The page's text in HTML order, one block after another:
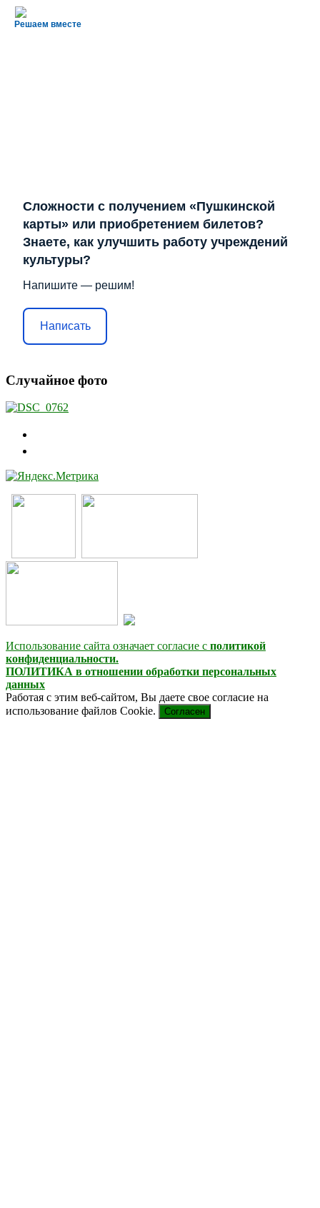
Решаем вместе
Сложности с получением «Пушкинской
карты» или приобретением билетов?
Знаете, как улучшить работу учреждений
культуры?
Напишите — решим!
Написать
Случайное фото
Использование сайта означает согласие с политикой
конфиденциальности.
ПОЛИТИКА в отношении обработки персональных
данных
Работая с этим веб-сайтом, Вы даете свое согласие на
использование файлов Cookie.
Согласен